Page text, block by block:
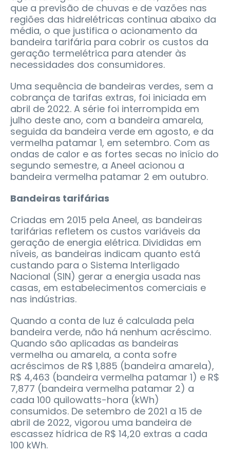
que a previsão de chuvas e de vazões nas
regiões das hidrelétricas continua abaixo da
média, o que justifica o acionamento da
bandeira tarifária para cobrir os custos da
geração termelétrica para atender às
necessidades dos consumidores.
Uma sequência de bandeiras verdes, sem a
cobrança de tarifas extras, foi iniciada em
abril de 2022. A série foi interrompida em
julho deste ano, com a bandeira amarela,
seguida da bandeira verde em agosto, e da
vermelha patamar 1, em setembro. Com as
ondas de calor e as fortes secas no início do
segundo semestre, a Aneel acionou a
bandeira vermelha patamar 2 em outubro.
Bandeiras tarifárias
Criadas em 2015 pela Aneel, as bandeiras
tarifárias refletem os custos variáveis da
geração de energia elétrica. Divididas em
níveis, as bandeiras indicam quanto está
custando para o Sistema Interligado
Nacional (SIN) gerar a energia usada nas
casas, em estabelecimentos comerciais e
nas indústrias.
Quando a conta de luz é calculada pela
bandeira verde, não há nenhum acréscimo.
Quando são aplicadas as bandeiras
vermelha ou amarela, a conta sofre
acréscimos de R$ 1,885 (bandeira amarela),
R$ 4,463 (bandeira vermelha patamar 1) e R$
7,877 (bandeira vermelha patamar 2) a
cada 100 quilowatts-hora (kWh)
consumidos. De setembro de 2021 a 15 de
abril de 2022, vigorou uma bandeira de
escassez hídrica de R$ 14,20 extras a cada
100 kWh.